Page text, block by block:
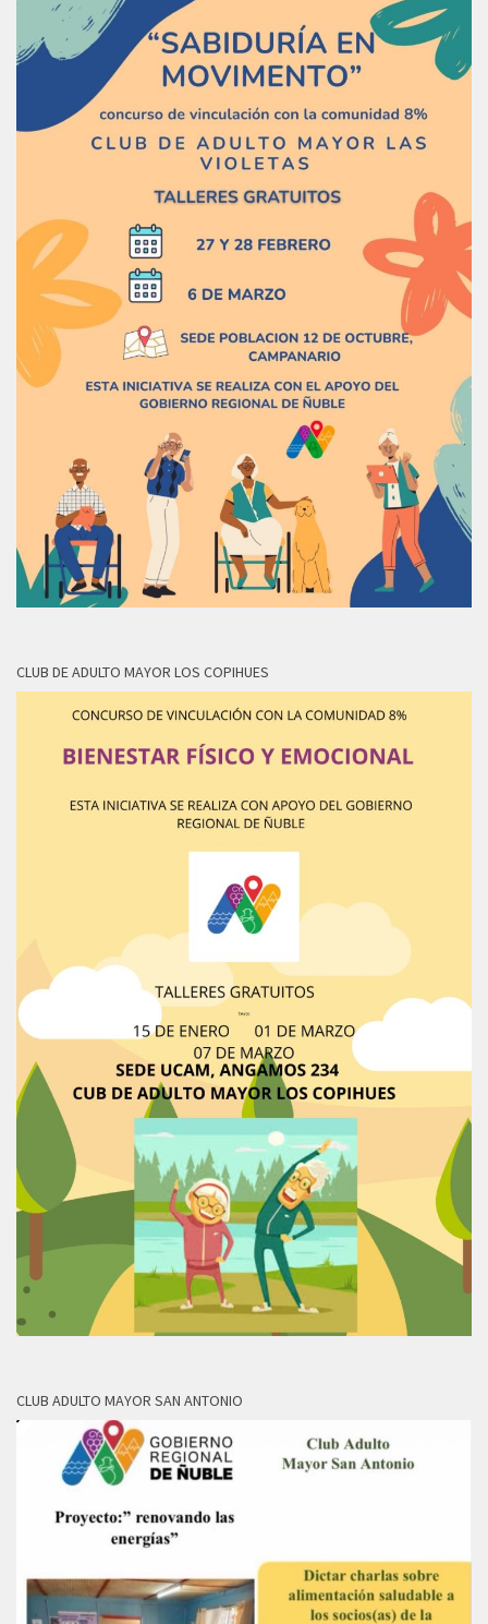
CLUB DE ADULTO MAYOR LOS COPIHUES
CLUB ADULTO MAYOR SAN ANTONIO